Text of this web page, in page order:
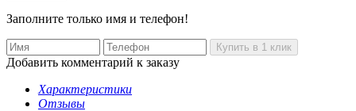
Заполните только имя и телефон!
Добавить комментарий к заказу
Характеристики
Отзывы